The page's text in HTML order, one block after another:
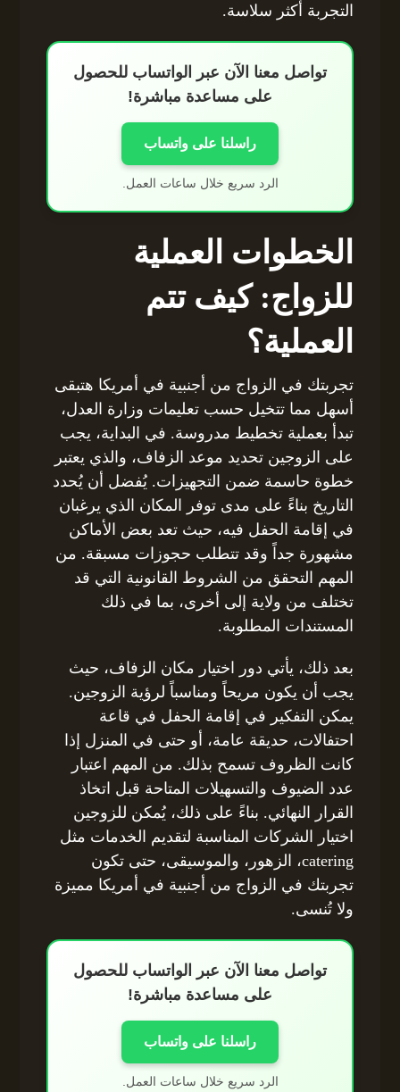
التجربة أكثر سلاسة.
تواصل معنا الآن عبر الواتساب للحصول
على مساعدة مباشرة!
راسلنا على واتساب
الرد سريع خلال ساعات العمل.
الخطوات العملية
للزواج: كيف تتم
العملية؟
تجربتك في الزواج من أجنبية في أمريكا هتبقى
أسهل مما تتخيل حسب تعليمات وزارة العدل،
تبدأ بعملية تخطيط مدروسة. في البداية، يجب
على الزوجين تحديد موعد الزفاف، والذي يعتبر
خطوة حاسمة ضمن التجهيزات. يُفضل أن يُحدد
التاريخ بناءً على مدى توفر المكان الذي يرغبان
في إقامة الحفل فيه، حيث تعد بعض الأماكن
مشهورة جداً وقد تتطلب حجوزات مسبقة. من
المهم التحقق من الشروط القانونية التي قد
تختلف من ولاية إلى أخرى، بما في ذلك
المستندات المطلوبة.
بعد ذلك، يأتي دور اختيار مكان الزفاف، حيث
يجب أن يكون مريحاً ومناسباً لرؤية الزوجين.
يمكن التفكير في إقامة الحفل في قاعة
احتفالات، حديقة عامة، أو حتى في المنزل إذا
كانت الظروف تسمح بذلك. من المهم اعتبار
عدد الضيوف والتسهيلات المتاحة قبل اتخاذ
القرار النهائي. بناءً على ذلك، يُمكن للزوجين
اختيار الشركات المناسبة لتقديم الخدمات مثل
catering، الزهور، والموسيقى، حتى تكون
تجربتك في الزواج من أجنبية في أمريكا مميزة
ولا تُنسى.
تواصل معنا الآن عبر الواتساب للحصول
على مساعدة مباشرة!
راسلنا على واتساب
الرد سريع خلال ساعات العمل.